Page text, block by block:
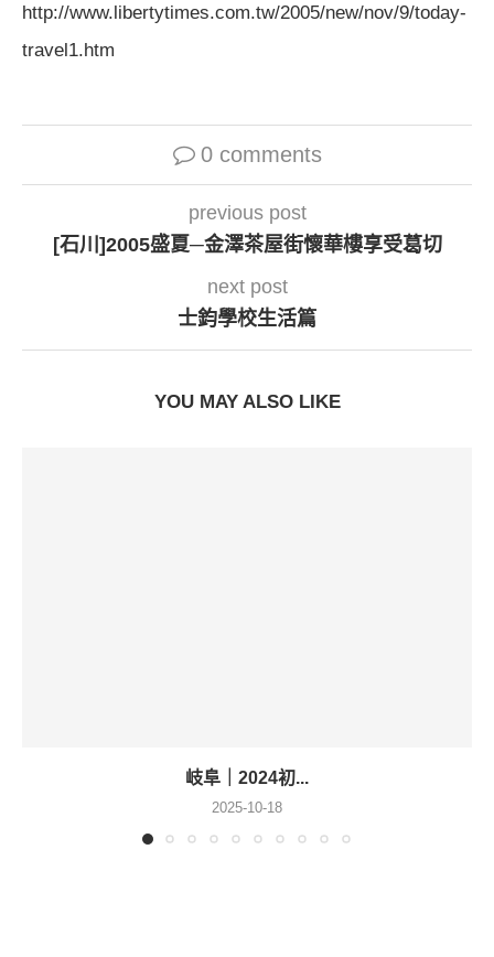
http://www.libertytimes.com.tw/2005/new/nov/9/today-
travel1.htm
0 comments
previous post
[石川]2005盛夏─金澤茶屋街懷華樓享受葛切
next post
士鈞學校生活篇
YOU MAY ALSO LIKE
岐阜｜2024初...
2025-10-18